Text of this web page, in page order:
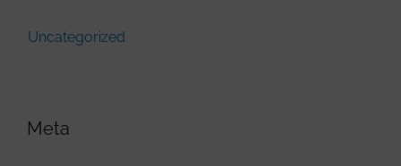
Uncategorized
Meta